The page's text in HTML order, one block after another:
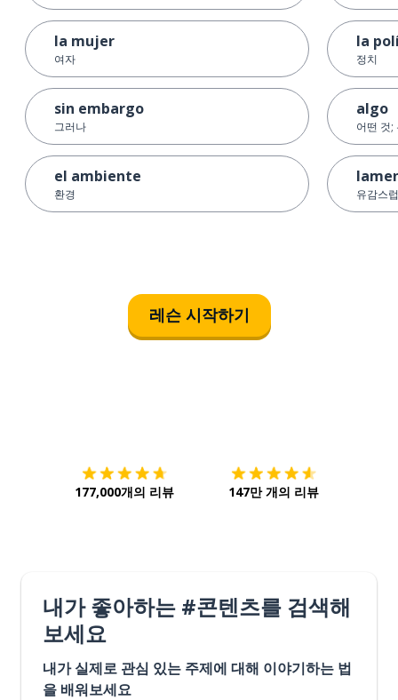
la mujer
여자
sin embargo
그러나
el ambiente
환경
la
정치
algo
어떤 것;
유감스
레슨 시작하기
177,000개의 리뷰 147만 개의 리뷰
내가 좋아하는 #콘텐츠를 검색해
보세요
내가 실제로 관심 있는 주제에 대해 이야기하는 법
을 배워보세요